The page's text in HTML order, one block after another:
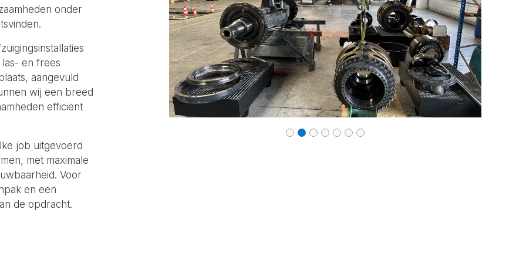
onder
en frees
aangevuld
wij een breed
efficiënt
job uitgevoerd
met maximale
Voor
en een
de opdracht.